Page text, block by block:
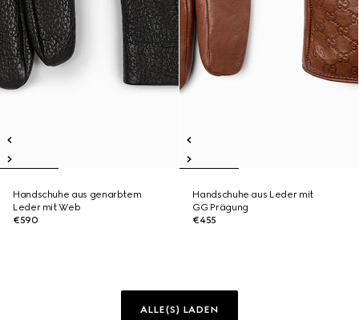
Handschuhe aus genarbtem
Leder mit Web
€590
Handschuhe aus Leder mit
GG Prägung
€455
ALLE(S) LADEN